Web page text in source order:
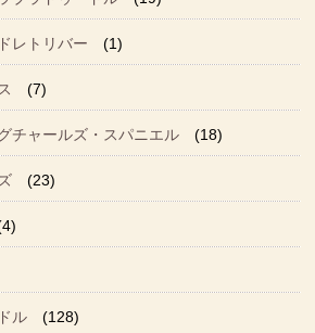
レトリバー (1)
(7)
チャールズ・スパニエル (18)
(23)
ル (128)